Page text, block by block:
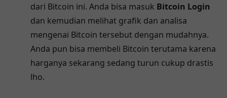
dari Bitcoin ini. Anda bisa masuk Bitcoin Login
dan kemudian melihat grafik dan analisa
mengenai Bitcoin tersebut dengan mudahnya.
Anda pun bisa membeli Bitcoin terutama karena
harganya sekarang sedang turun cukup drastis
lho.